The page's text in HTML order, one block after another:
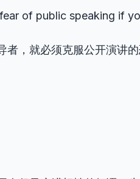
of public speaking if
，就必须克服公开演讲的